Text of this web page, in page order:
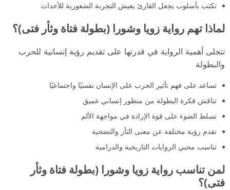
تكتب بأسلوب يجعل القارئ يعيش التجربة الشعورية للأحداث
لماذا تهم رواية زويا وشورا (بطولة فتاة وثأر فتى)؟
تتجلى أهمية الرواية في قدرتها على تقديم رؤية إنسانية للحرب
والبطولة
تساعد على فهم تأثير الحرب على الإنسان نفسيًا واجتماعيًا
تناقش فكرة البطولة من منظور إنساني عميق
تسلط الضوء على قوة الإرادة في مواجهة الألم
تقدم رؤية مختلفة عن معنى الثأر والتضحية
تناسب محبي الروايات التاريخية والدرامية
لمن تناسب رواية زويا وشورا (بطولة فتاة وثأر
فتى)؟